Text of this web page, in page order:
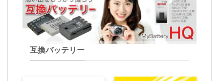
互換バッテリー